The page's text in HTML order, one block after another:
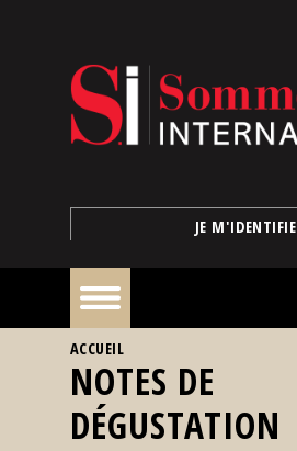
JE M'IDENTIFIE
À
la
une
VOUS ÊTES ICI
ACCUEIL
NOTES DE
DÉGUSTATION